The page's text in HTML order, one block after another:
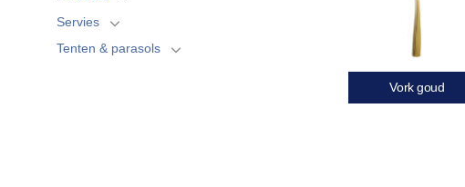
Servies
Tenten & parasols
Vork goud